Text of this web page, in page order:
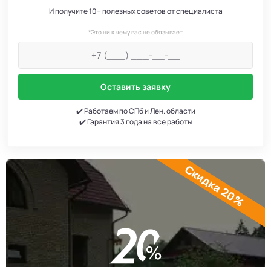
И получите 10+ полезных советов от специалиста
*Это ни к чему вас не обязывает
Оставить заявку
✔️ Работаем по СПб и Лен. области
✔️ Гарантия 3 года на все работы
Скидка 20%